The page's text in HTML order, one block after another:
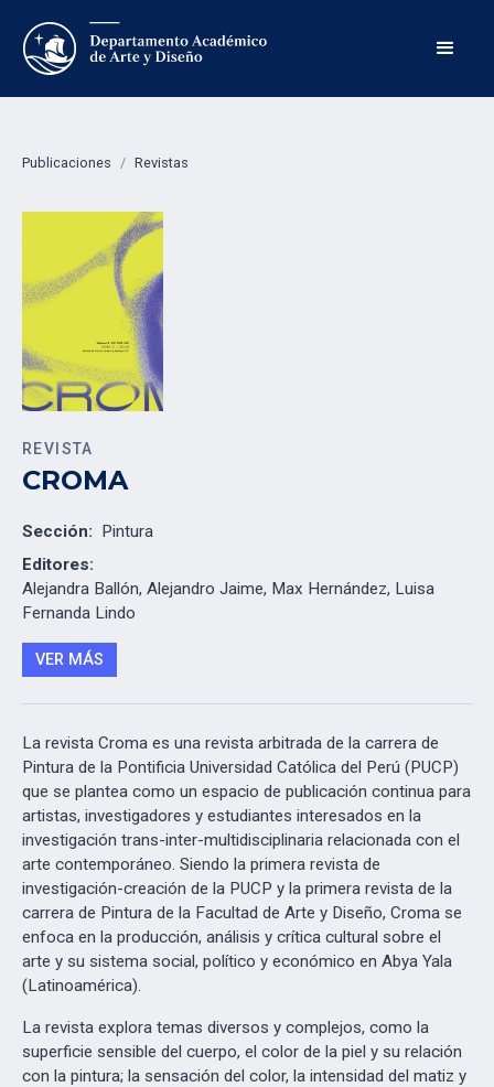
Publicaciones / Revistas
REVISTA
CROMA
Sección: Pintura
Editores:
Alejandra Ballón, Alejandro Jaime, Max Hernández, Luisa
Fernanda Lindo
VER MÁS
La revista Croma es una revista arbitrada de la carrera de
Pintura de la Pontificia Universidad Católica del Perú (PUCP)
que se plantea como un espacio de publicación continua para
artistas, investigadores y estudiantes interesados en la
investigación trans-inter-multidisciplinaria relacionada con el
arte contemporáneo. Siendo la primera revista de
investigación-creación de la PUCP y la primera revista de la
carrera de Pintura de la Facultad de Arte y Diseño, Croma se
enfoca en la producción, análisis y crítica cultural sobre el
arte y su sistema social, político y económico en Abya Yala
(Latinoamérica).
La revista explora temas diversos y complejos, como la
superficie sensible del cuerpo, el color de la piel y su relación
con la pintura; la sensación del color, la intensidad del matiz y